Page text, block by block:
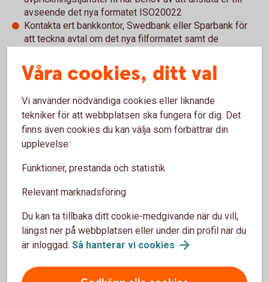
avseende det nya formatet ISO20022
Kontakta ert bankkontor, Swedbank eller Sparbank för
att teckna avtal om det nya filformatet samt de
även för kunder som redan idag använder någon av våra
filtjänster
För att se detta innehåll behöver du först
godkänna cookies för Funktioner, prestanda
och statistik.
Inställningar för cookies
Våra cookies, ditt val
Vi använder nödvändiga cookies eller liknande
tekniker för att webbplatsen ska fungera för dig. Det
finns även cookies du kan välja som förbättrar din
upplevelse:
Funktioner, prestanda och statistik
Relevant marknadsföring
Du kan ta tillbaka ditt cookie-medgivande när du vill,
längst ner på webbplatsen eller under din profil när du
är inloggad. Så hanterar vi cookies